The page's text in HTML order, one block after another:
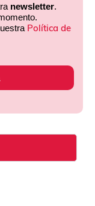
newsletter.
Política de